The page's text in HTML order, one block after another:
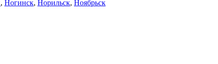
, Ногинск, Норильск, Ноябрьск